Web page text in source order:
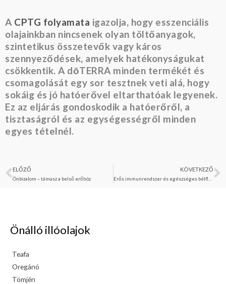
A CPTG folyamata igazolja, hogy esszenciális
olajainkban nincsenek olyan töltőanyagok,
szintetikus összetevők vagy káros
szennyeződések, amelyek hatékonyságukat
csökkentik. A dōTERRA minden termékét és
csomagolását egy sor tesztnek veti alá, hogy
sokáig és jó hatóerővel eltarthatóak legyenek.
Ez az eljárás gondoskodik a hatóerőről, a
tisztaságról és az egységességről minden
egyes tételnél.
Előző
ELŐZŐ
Önbizalom – támasz a belső erőhöz
KÖVETKEZŐ
Önálló illóolajok
Teafa
Oregánó
Tömjén